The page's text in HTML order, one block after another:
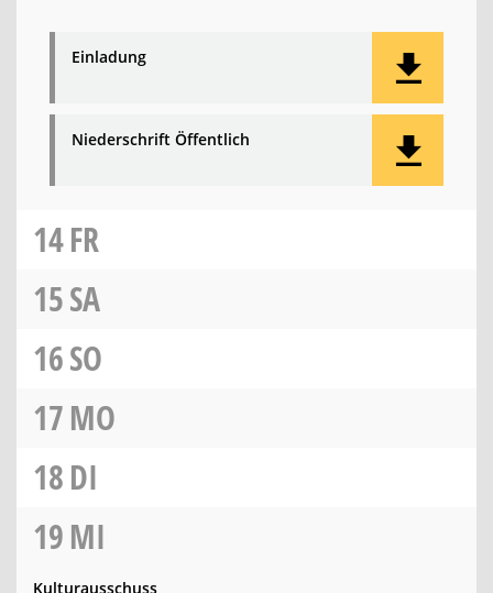
Einladung
Niederschrift Öffentlich
14FR
15SA
16SO
17MO
18DI
19MI
Kulturausschuss